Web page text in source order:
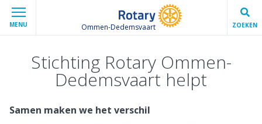
MENU Ommen-Dedemsvaart ZOEKEN
Stichting Rotary Ommen-
Dedemsvaart helpt
Samen maken we het verschil